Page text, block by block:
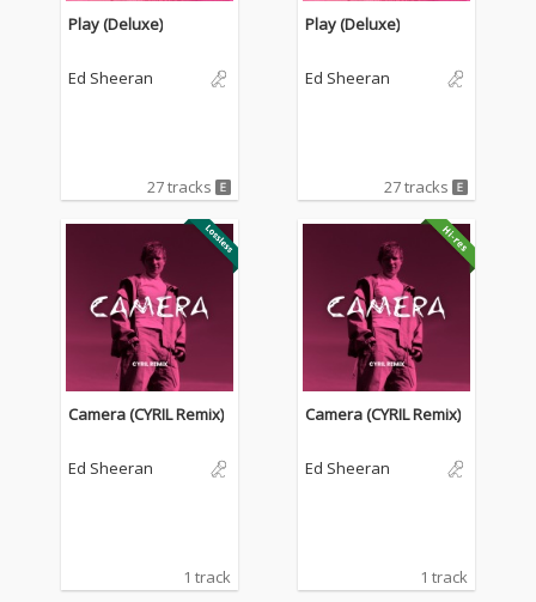
Play (Deluxe)
Ed Sheeran
27 tracks
Play (Deluxe)
Ed Sheeran
27 tracks
Camera (CYRIL Remix)
Ed Sheeran
1 track
Camera (CYRIL Remix)
Ed Sheeran
1 track